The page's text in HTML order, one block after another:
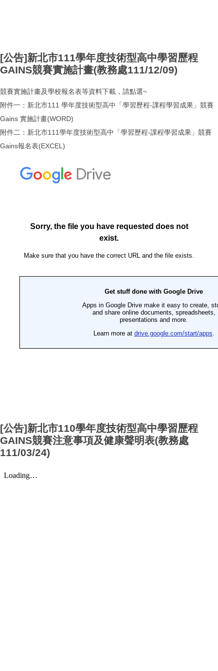
[公告]新北市111學年度技術型高中學習歷程
GAINS競賽實施計畫(教務處111/12/09)
競賽實施計畫及學校報名表等資料下載，請點選~
附件一：新北市111 學年度技術型高中「學習歷程-課程學習成果」競賽
Gains 實施計畫(WORD)
附件二：新北市111學年度技術型高中「學習歷程-課程學習成果」競賽
Gains報名表(EXCEL)
[公告]新北市110學年度技術型高中學習歷程
GAINS競賽注意事項及健康聲明表(教務處
111/03/24)